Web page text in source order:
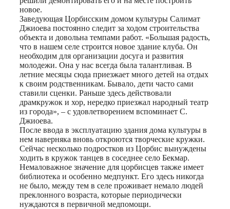
новое.
Заведующая Цорбисским домом культуры Салимат
Джиоева постоянно следит за ходом строительства
объекта и довольна темпами работ. «Большая радость,
что в нашем селе строится новое здание клуба. Он
необходим для организации досуга и развития
молодежи. Она у нас всегда была талантливая. В
летние месяцы сюда приезжает много детей на отдых
к своим родственникам. Бывало, дети часто сами
ставили сценки. Раньше здесь действовали
драмкружок и хор, нередко приезжал народный театр
из города», – с удовлетворением вспоминает С.
Джиоева.
После ввода в эксплуатацию здания дома культуры в
нем наверняка вновь откроются творческие кружки.
Сейчас несколько подростков из Цорбис вынуждены
ходить в кружок танцев в соседнее село Бекмар.
Немаловажное значение для цорбисцев также имеет
библиотека и особенно медпункт. Его здесь никогда
не было, между тем в селе проживает немало людей
преклонного возраста, которые периодически
нуждаются в первичной медпомощи.